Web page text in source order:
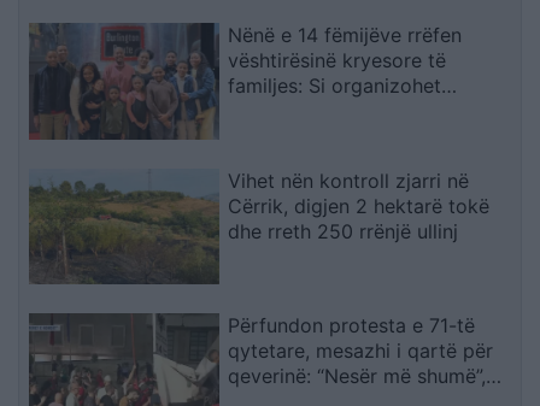
Nënë e 14 fëmijëve rrëfen
vështirësinë kryesore të
familjes: Si organizohet
Vihet nën kontroll zjarri në
Cërrik, digjen 2 hektarë tokë
dhe rreth 250 rrënjë ullinj
Përfundon protesta e 71-të
qytetare, mesazhi i qartë për
qeverinë: “Nesër më shumë”,